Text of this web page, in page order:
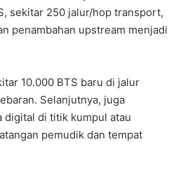
sekitar 250 jalur/hop transport,
penambahan upstream menjadi
10.000 BTS baru di jalur
Selanjutnya, juga
digital di titik kumpul atau
pemudik dan tempat